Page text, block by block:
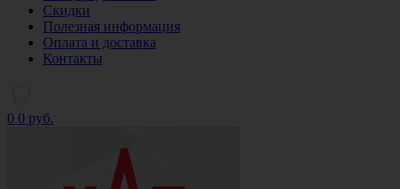
Скидки
Полезная информация
Оплата и доставка
Контакты
0 0 руб.